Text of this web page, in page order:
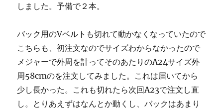
しました。予備で２本。
バック用のVベルトも切れて動かなくなっていたので
こちらも、初注文なのでサイズわからなかったので
メジャーで外周を計ってそのあたりのA24サイズ外
周58cmのを注文してみました。これは届いてから
少し長かった。これも切れたら次回A23で注文し直
し。とりあえずはなんとか動くし、バックはあまり